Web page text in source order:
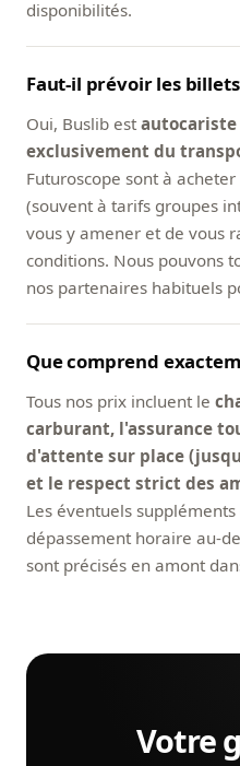
disponibilités.
Faut-il prévoir les
Oui, Buslib est autocariste
exclusivement du
Futuroscope sont à
(souvent à tarifs groupes
vous y amener et de vous
conditions. Nous pouvons
nos partenaires habituels
Que comprend
Tous nos prix incluent le
carburant, l'assurance
d'attente sur place
et le respect strict des
Les éventuels
dépassement horaire au-
sont précisés en amont
Votre